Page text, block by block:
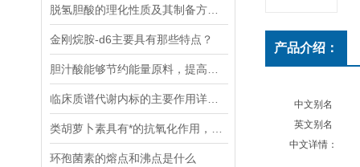
金刚烷胺-d6主要具有那些特点？
环孢菌素的熔点和沸点是什么
产品介绍：
中文别名
英文别名
中文详情：